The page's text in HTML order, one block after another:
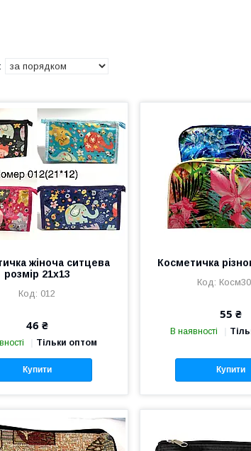
жіноча ситцева
розмір 21х13
012
46 ₴
Тільки оптом
Купити
Косметичка
55 ₴
В наявності
Купити